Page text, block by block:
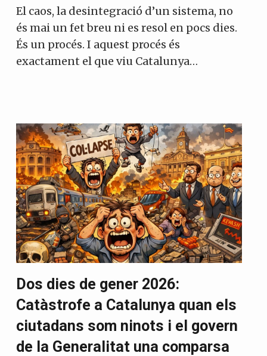
El caos, la desintegració d’un sistema, no
és mai un fet breu ni es resol en pocs dies.
És un procés. I aquest procés és
exactament el que viu Catalunya…
Dos dies de gener 2026:
Catàstrofe a Catalunya quan els
ciutadans som ninots i el govern
de la Generalitat una comparsa